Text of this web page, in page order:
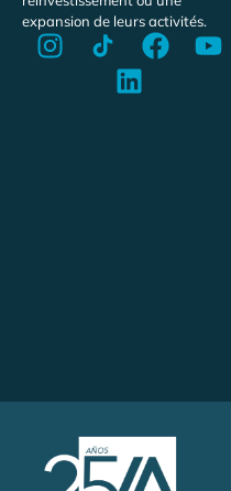
expansion de leurs activités.